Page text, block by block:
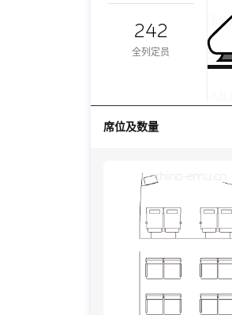
242
全列定员
席位及数量
china-emu.cn